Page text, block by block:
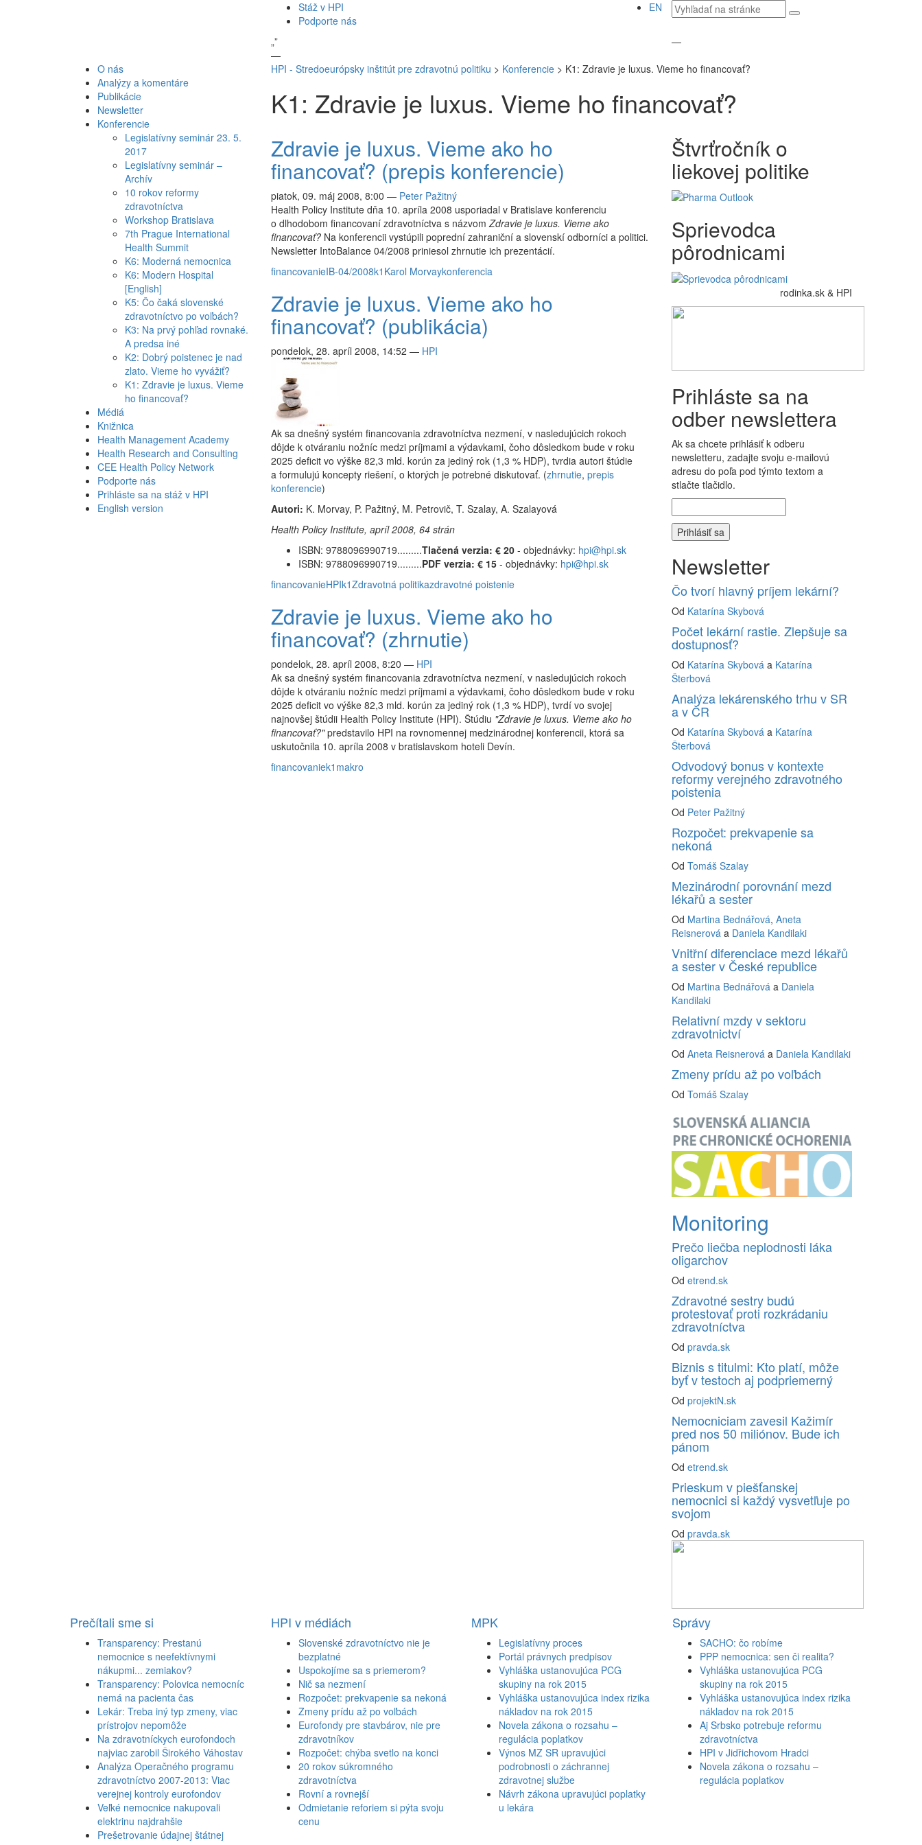
Stáž v HPI
Podporte nás
EN
Vyhľadávaný
text
„”
—
—
O nás
Analýzy a komentáre
Publikácie
Newsletter
Konferencie
Legislatívny seminár 23. 5.
2017
Legislatívny seminár –
Archív
10 rokov reformy
zdravotníctva
Workshop Bratislava
7th Prague International
Health Summit
K6: Moderná nemocnica
K6: Modern Hospital
[English]
K5: Čo čaká slovenské
zdravotníctvo po voľbách?
K3: Na prvý pohľad rovnaké.
A predsa iné
K2: Dobrý poistenec je nad
zlato. Vieme ho vyvážiť?
K1: Zdravie je luxus. Vieme
ho financovať?
Médiá
Knižnica
Health Management Academy
Health Research and Consulting
CEE Health Policy Network
Podporte nás
Prihláste sa na stáž v HPI
English version
HPI - Stredoeurópsky inštitút pre zdravotnú politiku > Konferencie> K1: Zdravie je luxus. Vieme ho financovať?
K1: Zdravie je luxus. Vieme ho financovať?
Zdravie je luxus. Vieme ako ho
financovať? (prepis konferencie)
piatok, 09. máj 2008, 8:00 — Peter Pažitný
Health Policy Institute dňa 10. apríla 2008 usporiadal v Bratislave konferenciu
o dlhodobom financovaní zdravotníctva s názvomZdravie je luxus. Vieme ako
financovať?Na konferencii vystúpili poprední zahraniční a slovenskí odborníci a politici.
Newsletter IntoBalance 04/2008 priniesol zhrnutie ich prezentácií.
financovanieIB-04/2008k1 Karol Morvaykonferencia
Zdravie je luxus. Vieme ako ho
financovať? (publikácia)
pondelok, 28. apríl 2008, 14:52 — HPI
Ak sa dnešný systém financovania zdravotníctva nezmení, v nasledujúcich rokoch
dôjde k otváraniu nožníc medzi príjmami a výdavkami, čoho dôsledkom bude v roku
2025 deficit vo výške 82,3 mld. korún za jediný rok (1,3 % HDP), tvrdia autori štúdie
a formulujú koncepty riešení, o ktorých je potrebné diskutovať. (zhrnutie, prepis
konferencie)
Autori: K. Morvay, P. Pažitný, M. Petrovič, T. Szalay, A. Szalayová
Health Policy Institute, apríl 2008, 64 strán
ISBN: 9788096990719.........Tlačená verzia: € 20- objednávky: hpi@hpi.sk
ISBN: 9788096990719.........PDF verzia: € 15- objednávky: hpi@hpi.sk
financovanieHPIk1Zdravotná politikazdravotné poistenie
Zdravie je luxus. Vieme ako ho
financovať? (zhrnutie)
pondelok, 28. apríl 2008, 8:20 — HPI
Ak sa dnešný systém financovania zdravotníctva nezmení, v nasledujúcich rokoch
dôjde k otváraniu nožníc medzi príjmami a výdavkami, čoho dôsledkom bude v roku
2025 deficit vo výške 82,3 mld. korún za jediný rok (1,3 % HDP), tvrdí vo svojej
najnovšej štúdii Health Policy Institute (HPI). Štúdiu "Zdravie je luxus. Vieme ako ho
financovať?"predstavilo HPI na rovnomennej medzinárodnej konferencii, ktorá sa
uskutočnila 10. apríla 2008 v bratislavskom hoteli Devín.
financovaniek1 makro
Štvrťročník o
liekovej politike
Sprievodca
pôrodnicami
rodinka.sk & HPI
Prihláste sa na
odber newslettera
Ak sa chcete prihlásiť k odberu
newsletteru, zadajte svoju e-mailovú
adresu do poľa pod týmto textom a
stlačte tlačidlo.
Newsletter
Čo tvorí hlavný príjem lekární?
Od Katarína Skybová
Počet lekární rastie. Zlepšuje sa
dostupnosť?
Od Katarína Skybová a Katarína
Šterbová
Analýza lekárenského trhu v SR
a v ČR
Od Katarína Skybová a Katarína
Šterbová
Odvodový bonus v kontexte
reformy verejného zdravotného
poistenia
Od Peter Pažitný
Rozpočet: prekvapenie sa
nekoná
OdTomáš Szalay
Mezinárodní porovnání mezd
lékařů a sester
Od Martina Bednářová,Aneta
Reisnerová a Daniela Kandilaki
Vnitřní diferenciace mezd lékařů
a sester v České republice
Od Martina Bednářová a Daniela
Kandilaki
Relativní mzdy v sektoru
zdravotnictví
OdAneta Reisnerová a Daniela Kandilaki
Zmeny prídu až po voľbách
OdTomáš Szalay
Monitoring
Prečo liečba neplodnosti láka
oligarchov
Odetrend.sk
Zdravotné sestry budú
protestovať proti rozkrádaniu
zdravotníctva
Odpravda.sk
Biznis s titulmi: Kto platí, môže
byť v testoch aj podpriemerný
OdprojektN.sk
Nemocniciam zavesil Kažimír
pred nos 50 miliónov. Bude ich
pánom
Odetrend.sk
Prieskum v piešťanskej
nemocnici si každý vysvetľuje po
svojom
Odpravda.sk
Prečítali sme si
Transparency: Prestanú
nemocnice s neefektívnymi
nákupmi... zemiakov?
Transparency: Polovica nemocníc
nemá na pacienta čas
Lekár: Treba iný typ zmeny, viac
prístrojov nepomôže
Na zdravotníckych eurofondoch
najviac zarobil Širokého Váhostav
Analýza Operačného programu
zdravotníctvo 2007-2013: Viac
verejnej kontroly eurofondov
Veľké nemocnice nakupovali
elektrinu najdrahšie
Prešetrovanie údajnej štátnej
HPI v médiách
Slovenské zdravotníctvo nie je
bezplatné
Uspokojíme sa s priemerom?
Nič sa nezmení
Rozpočet: prekvapenie sa nekoná
Zmeny prídu až po voľbách
Eurofondy pre stavbárov, nie pre
zdravotníkov
Rozpočet: chýba svetlo na konci
20 rokov súkromného
zdravotníctva
Rovní a rovnejší
Odmietanie reforiem si pýta svoju
cenu
MPK
Legislatívny proces
Portál právnych predpisov
Vyhláška ustanovujúca PCG
skupiny na rok 2015
Vyhláška ustanovujúca index rizika
nákladov na rok 2015
Novela zákona o rozsahu –
regulácia poplatkov
Výnos MZ SR upravujúci
podrobnosti o záchrannej
zdravotnej službe
Návrh zákona upravujúci poplatky
u lekára
Správy
SACHO: čo robíme
PPP nemocnica: sen či realita?
Vyhláška ustanovujúca PCG
skupiny na rok 2015
Vyhláška ustanovujúca index rizika
nákladov na rok 2015
Aj Srbsko potrebuje reformu
zdravotníctva
HPI v Jidřichovom Hradci
Novela zákona o rozsahu –
regulácia poplatkov